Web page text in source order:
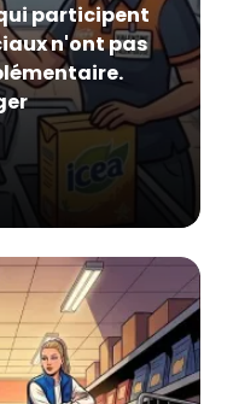
participent
n'ont pas